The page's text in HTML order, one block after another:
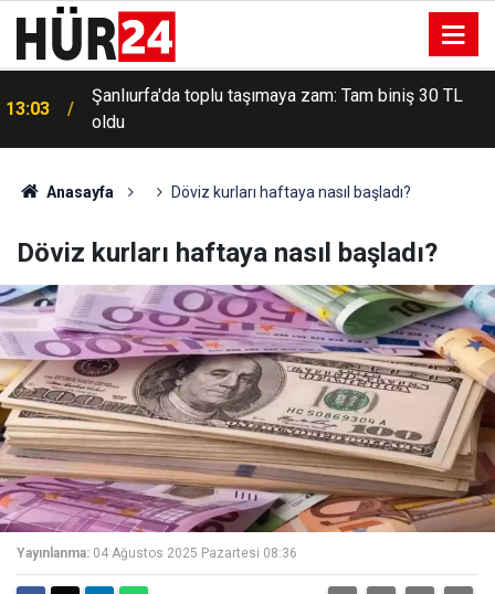
13:03
Şanlıurfa'da toplu taşımaya zam: Tam biniş 30 TL
oldu
Anasayfa Döviz kurları haftaya nasıl başladı?
Döviz kurları haftaya nasıl başladı?
Yayınlanma: 04 Ağustos 2025 Pazartesi 08:36